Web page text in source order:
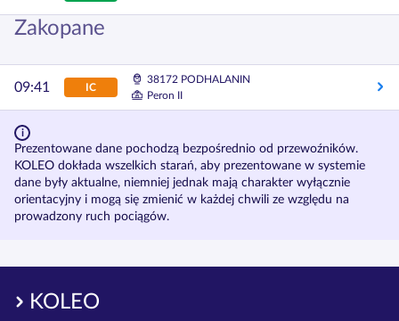
Zakopane
09:41 IC
38172 PODHALANIN
Peron II
Prezentowane dane pochodzą bezpośrednio od przewoźników.
KOLEO dokłada wszelkich starań, aby prezentowane w systemie
dane były aktualne, niemniej jednak mają charakter wyłącznie
orientacyjny i mogą się zmienić w każdej chwili ze względu na
prowadzony ruch pociągów.
KOLEO